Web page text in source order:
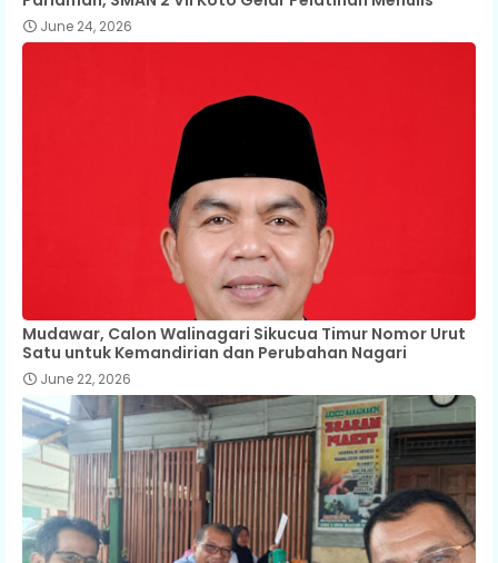
June 24, 2026
Mudawar, Calon Walinagari Sikucua Timur Nomor Urut
Satu untuk Kemandirian dan Perubahan Nagari
June 22, 2026